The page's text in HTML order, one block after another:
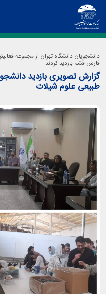
دانشجویان دانشگاه تهران از مجموعه
فارس قشم بازدید کردند
گزارش تصویری بازدید
طبیعی علوم شیلات